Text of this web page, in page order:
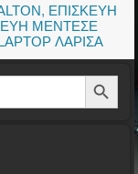
, ΕΠΙΣΚΕΥΗ
ΜΕΝΤΕΣΕ
ΛΑΡΙΣΑ
Search Button